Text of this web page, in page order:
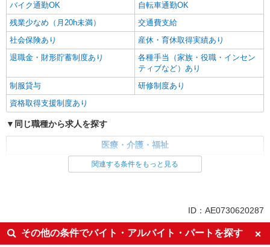
バイク通勤OK
自転車通勤OK
残業少なめ（月20h未満）
交通費支給
社会保険あり
産休・育休取得実績あり
退職金・財形貯蓄制度あり
各種手当（家族・役職・インセン
ティブなど）あり
制服貸与
研修制度あり
資格取得支援制度あり
同じ職種から求人を探す
医療・介護・福祉
ボーナス・賞与あり
車通勤OK
交通費支給
社会保険あり
関連する条件をもっと見る
ID：AE0730620287
その他の条件でバイト・アルバイト・パートを探す